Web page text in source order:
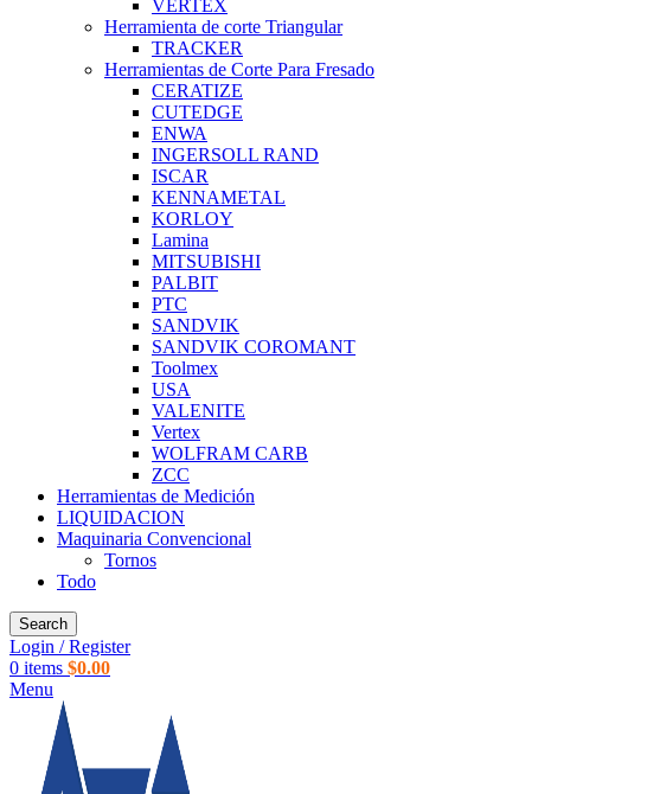
VERTEX
Herramienta de corte Triangular
TRACKER
Herramientas de Corte Para Fresado
CERATIZE
CUTEDGE
ENWA
INGERSOLL RAND
ISCAR
KENNAMETAL
KORLOY
Lamina
MITSUBISHI
PALBIT
PTC
SANDVIK
SANDVIK COROMANT
Toolmex
USA
VALENITE
Vertex
WOLFRAM CARB
ZCC
Herramientas de Medición
LIQUIDACION
Maquinaria Convencional
Tornos
Todo
Search
Login / Register
0 items $0.00
Menu